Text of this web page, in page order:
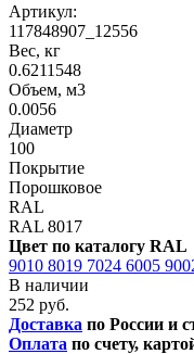
Артикул:
117848907_12556
Вес, кг
0.6211548
Объем, м3
0.0056
Диаметр
100
Покрытие
Порошковое
RAL
RAL 8017
Цвет по каталогу RAL
9010 8019 7024 6005
В наличии
252 руб.
Доставка по России и
Оплата по счету,